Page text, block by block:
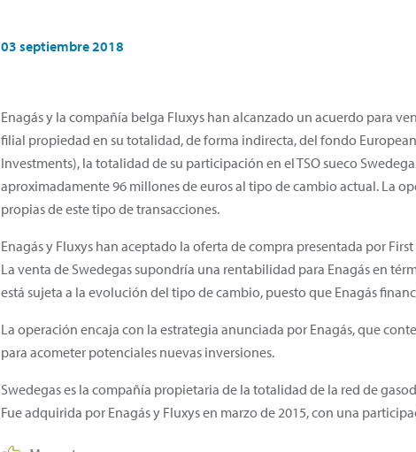
03 septiembre 2018
Enagás y la compañía belga Fluxys han alcanzado un acuerdo para
filial propiedad en su totalidad, de forma indirecta, del fondo
Investments), la totalidad de su participación en el TSO sueco
aproximadamente 96 millones de euros al tipo de cambio actual. La
propias de este tipo de transacciones.
Enagás y Fluxys han aceptado la oferta de compra presentada por
La venta de Swedegas supondría una rentabilidad para Enagás en
está sujeta a la evolución del tipo de cambio, puesto que Enagás
La operación encaja con la estrategia anunciada por Enagás, que
para acometer potenciales nuevas inversiones.
Swedegas es la compañía propietaria de la totalidad de la red de
Fue adquirida por Enagás y Fluxys en marzo de 2015, con una